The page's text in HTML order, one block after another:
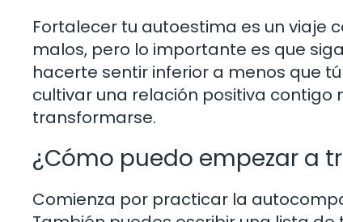
Fortalecer tu autoestima es un viaje
malos, pero lo importante es que
hacerte sentir inferior a menos que
cultivar una relación positiva contigo
transformarse.
¿Cómo puedo empezar a
Comienza por practicar la